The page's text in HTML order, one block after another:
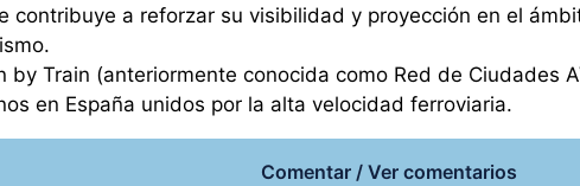
contribuye a reforzar su visibilidad y proyección en el
by Train (anteriormente conocida como Red de Ciudades
en España unidos por la alta velocidad ferroviaria.
Comentar / Ver comentarios